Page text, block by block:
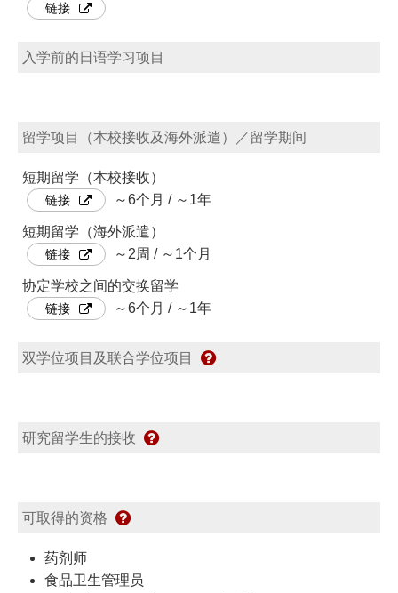
链接
入学前的日语学习项目
留学项目（本校接收及海外派遣）／留学期间
短期留学（本校接收）
链接 ～6个月 / ～1年
短期留学（海外派遣）
链接 ～2周 / ～1个月
协定学校之间的交换留学
链接 ～6个月 / ～1年
双学位项目及联合学位项目
研究留学生的接收
可取得的资格
药剂师
食品卫生管理员